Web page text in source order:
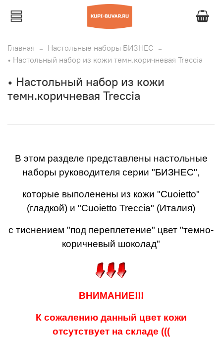
Главная
Настольные наборы БИЗНЕС
• Настольный набор из кожи темн.коричневая Treccia
• Настольный набор из кожи
темн.коричневая Treccia
В этом разделе представлены настольные
наборы руководителя серии "БИЗНЕС",
которые выполенены из кожи "Cuoietto"
(гладкой) и "Cuoietto Treccia" (Италия)
с тиснением "под переплетение" цвет "темно-
коричневый шоколад"
ВНИМАНИЕ!!!
К сожалению данный цвет кожи
отсутствует на складе (((